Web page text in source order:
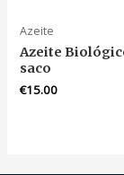
Azeite
Azeite
saco
€15.00